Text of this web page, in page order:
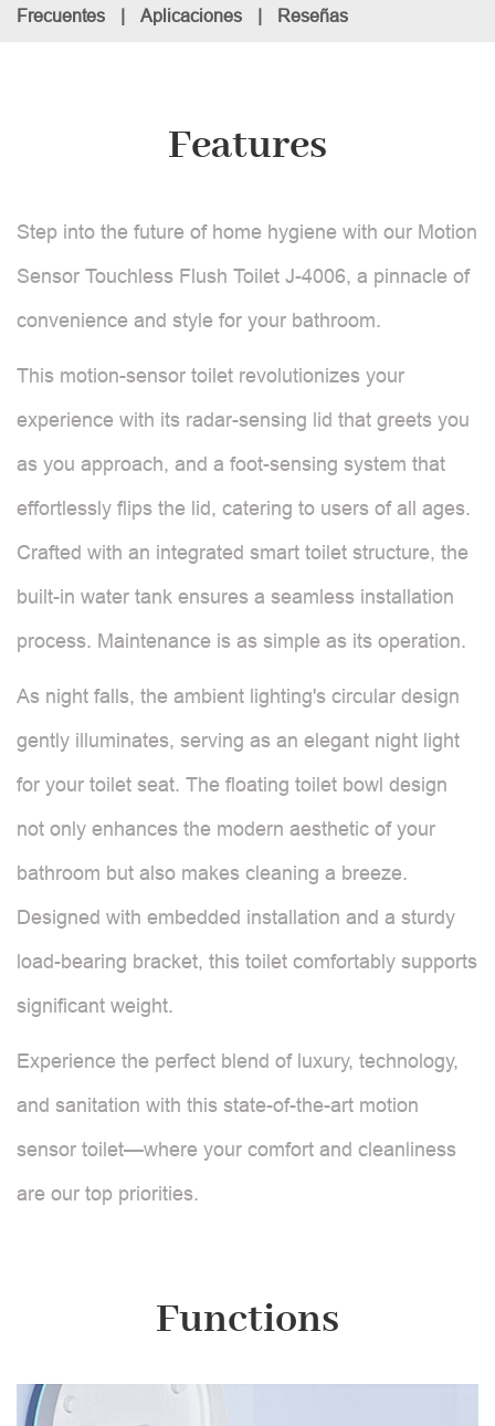
Frecuentes | Aplicaciones | Reseñas
Features
Step into the future of home hygiene with our Motion
Sensor Touchless Flush Toilet J-4006, a pinnacle of
convenience and style for your bathroom.
This motion-sensor toilet revolutionizes your
experience with its radar-sensing lid that greets you
as you approach, and a foot-sensing system that
effortlessly flips the lid, catering to users of all ages.
Crafted with an integrated smart toilet structure, the
built-in water tank ensures a seamless installation
process. Maintenance is as simple as its operation.
As night falls, the ambient lighting's circular design
gently illuminates, serving as an elegant night light
for your toilet seat. The floating toilet bowl design
not only enhances the modern aesthetic of your
bathroom but also makes cleaning a breeze.
Designed with embedded installation and a sturdy
load-bearing bracket, this toilet comfortably supports
significant weight.
Experience the perfect blend of luxury, technology,
and sanitation with this state-of-the-art motion
sensor toilet—where your comfort and cleanliness
are our top priorities.
Functions